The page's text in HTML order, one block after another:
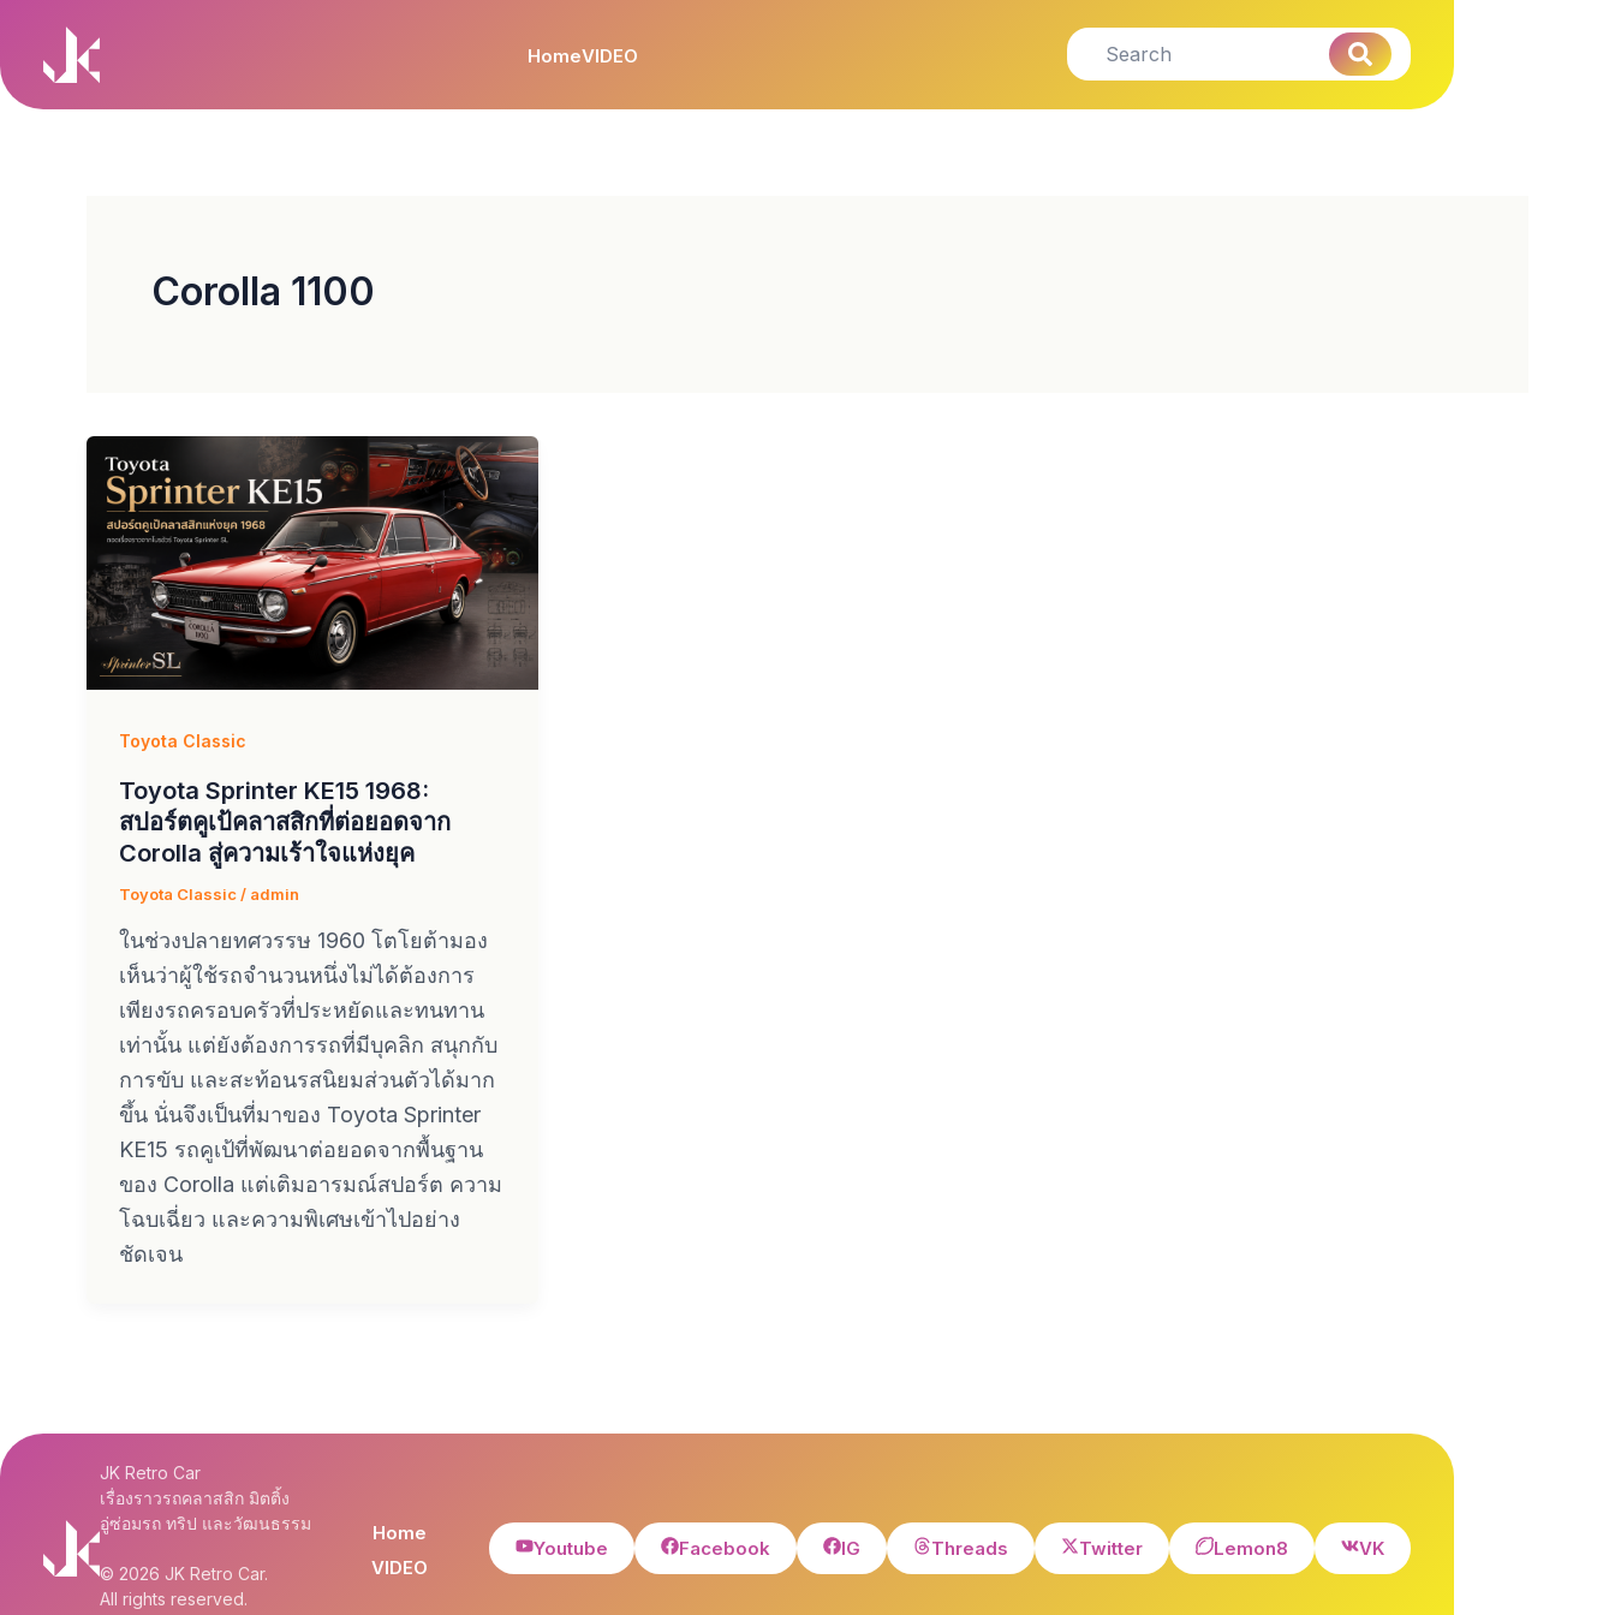
content
HomeVIDEO
Corolla 1100
Toyota Classic
Toyota Sprinter KE15 1968:
สปอร์ตคูเป้คลาสสิกที่ต่อยอดจาก
Corolla สู่ความเร้าใจแห่งยุค
Toyota Classic / admin
ในช่วงปลายทศวรรษ 1960 โตโยต้ามอง
เห็นว่าผู้ใช้รถจำนวนหนึ่งไม่ได้ต้องการ
เพียงรถครอบครัวที่ประหยัดและทนทาน
เท่านั้น แต่ยังต้องการรถที่มีบุคลิก สนุกกับ
การขับ และสะท้อนรสนิยมส่วนตัวได้มาก
ขึ้น นั่นจึงเป็นที่มาของ Toyota Sprinter
KE15 รถคูเป้ที่พัฒนาต่อยอดจากพื้นฐาน
ของ Corolla แต่เติมอารมณ์สปอร์ต ความ
โฉบเฉี่ยว และความพิเศษเข้าไปอย่าง
ชัดเจน
JK Retro Car
เรื่องราวรถคลาสสิก มิตติ้ง
อู่ซ่อมรถ ทริป และวัฒนธรรม
© 2026 JK Retro Car.
All rights reserved.
Home
VIDEO
Youtube Facebook IG Threads Twitter Lemon8 VK